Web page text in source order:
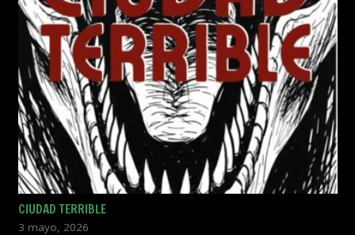
CIUDAD TERRIBLE
3 mayo, 2026